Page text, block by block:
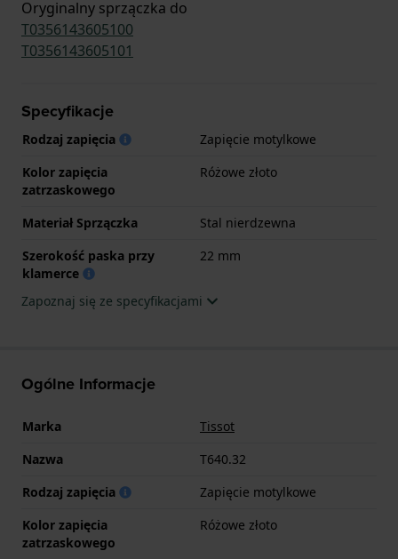
Oryginalny sprzączka do
T0356143605100
T0356143605101
Specyfikacje
Rodzaj zapięcia
Zapięcie motylkowe
Kolor zapięcia
zatrzaskowego
Różowe złoto
Materiał Sprzączka
Stal nierdzewna
Szerokość paska przy
klamerce
22 mm
Zapoznaj się ze specyfikacjami
Ogólne Informacje
Marka
Tissot
Nazwa
T640.32
Rodzaj zapięcia
Zapięcie motylkowe
Kolor zapięcia
zatrzaskowego
Różowe złoto